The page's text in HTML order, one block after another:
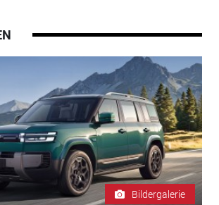
Bildergalerie